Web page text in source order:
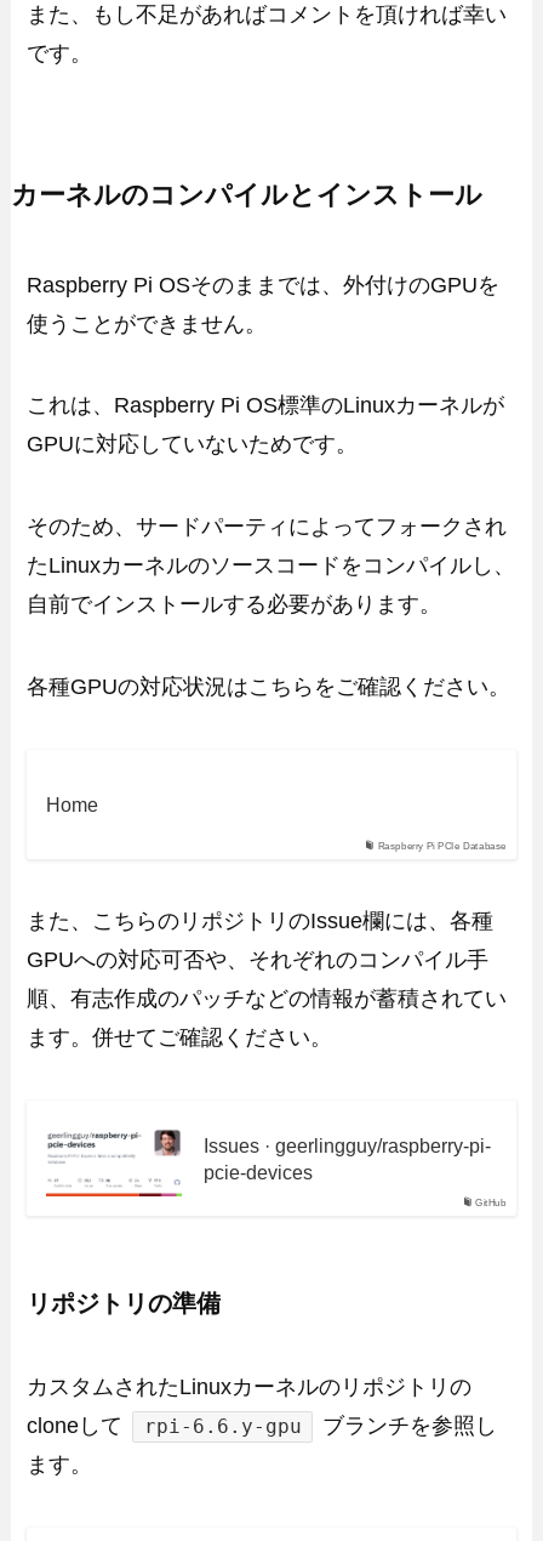
また、もし不足があればコメントを頂ければ幸い
です。
カーネルのコンパイルとインストール
Raspberry Pi OSそのままでは、外付けのGPUを
使うことができません。
これは、Raspberry Pi OS標準のLinuxカーネルが
GPUに対応していないためです。
そのため、サードパーティによってフォークされ
たLinuxカーネルのソースコードをコンパイルし、
自前でインストールする必要があります。
各種GPUの対応状況はこちらをご確認ください。
Raspberry Pi PCIe Database
Home
また、こちらのリポジトリのIssue欄には、各種
GPUへの対応可否や、それぞれのコンパイル手
順、有志作成のパッチなどの情報が蓄積されてい
ます。併せてご確認ください。
GitHub
Issues · geerlingguy/raspberry-pi-
pcie-devices
リポジトリの準備
カスタムされたLinuxカーネルのリポジトリの
cloneして
rpi-6.6.y-gpu
ブランチを参照し
ます。